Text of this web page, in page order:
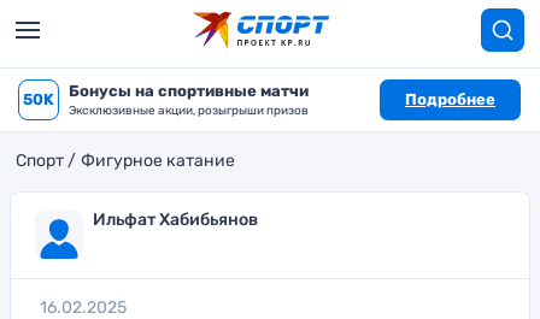
50K Бонусы на спортивные матчи
Эксклюзивные акции, розыгрыши призов
Подробнее
Спорт Фигурное катание
Ильфат Хабибьянов
16.02.2025